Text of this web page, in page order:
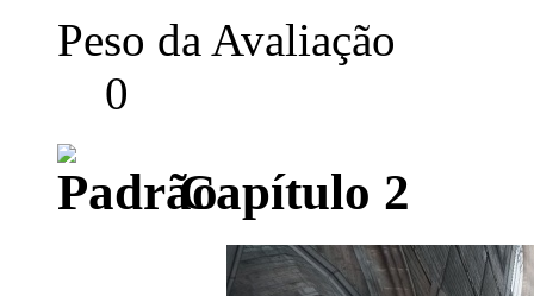
Peso da Avaliação
0
Capítulo 2